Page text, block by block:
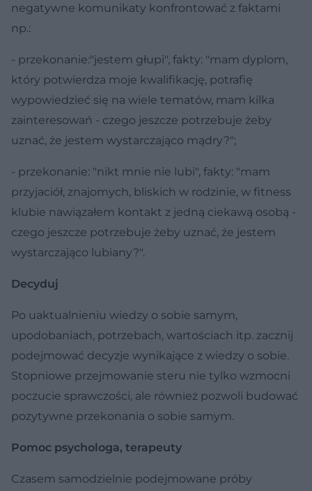
negatywne komunikaty konfrontować z faktami
np.:
- przekonanie:"jestem głupi", fakty: "mam dyplom,
który potwierdza moje kwalifikację, potrafię
wypowiedzieć się na wiele tematów, mam kilka
zainteresowań - czego jeszcze potrzebuje żeby
uznać, że jestem wystarczająco mądry?";
- przekonanie: "nikt mnie nie lubi", fakty: "mam
przyjaciół, znajomych, bliskich w rodzinie, w fitness
klubie nawiązałem kontakt z jedną ciekawą osobą -
czego jeszcze potrzebuje żeby uznać, że jestem
wystarczająco lubiany?".
Decyduj
Po uaktualnieniu wiedzy o sobie samym,
upodobaniach, potrzebach, wartościach itp. zacznij
podejmować decyzje wynikające z wiedzy o sobie.
Stopniowe przejmowanie steru nie tylko wzmocni
poczucie sprawczości, ale również pozwoli budować
pozytywne przekonania o sobie samym.
Pomoc psychologa, terapeuty
Czasem samodzielnie podejmowane próby